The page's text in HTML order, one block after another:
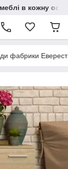
в кожну
фабрики Еверест